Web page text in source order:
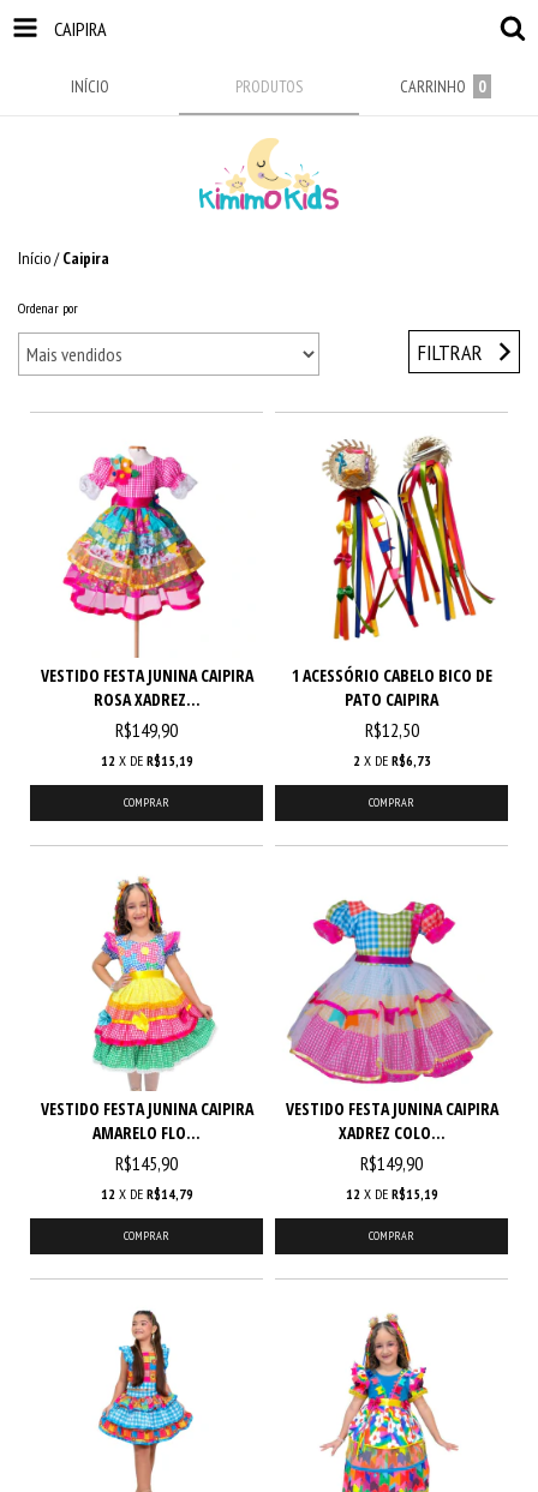
CAIPIRA
INÍCIO PRODUTOS CARRINHO 0
Início/ Caipira
Ordenar por
FILTRAR
VESTIDO FESTA JUNINA CAIPIRA
ROSA XADREZ...
R$149,90
12 X DE R$15,19
COMPRAR
1 ACESSÓRIO CABELO BICO DE
PATO CAIPIRA
R$12,50
2 X DE R$6,73
COMPRAR
VESTIDO FESTA JUNINA CAIPIRA
AMARELO FLO...
R$145,90
12 X DE R$14,79
COMPRAR
VESTIDO FESTA JUNINA CAIPIRA
XADREZ COLO...
R$149,90
12 X DE R$15,19
COMPRAR